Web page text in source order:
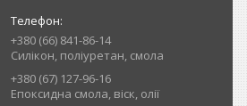
+380 (66) 841-86-14
Силікон, поліуретан, смола
+380 (67) 127-96-16
Епоксидна смола, віск, олії